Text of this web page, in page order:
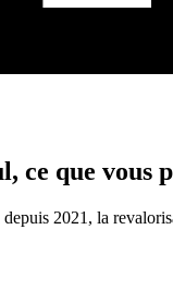
ce que vous
2021, la